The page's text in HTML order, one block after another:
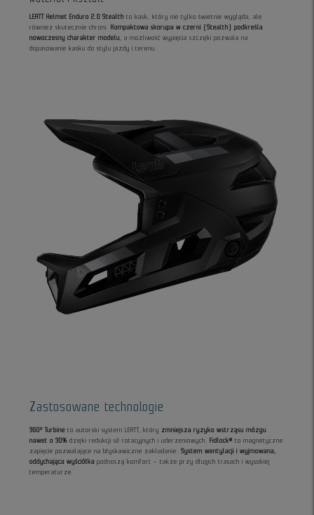
LEATT Helmet Enduro 2.0 Stealth to kask, który nie tylko świetnie wygląda, ale
również skutecznie chroni. Kompaktowa skorupa w czerni (Stealth) podkreśla
nowoczesny charakter modelu, a możliwość wypięcia szczęki pozwala na
dopasowanie kasku do stylu jazdy i terenu.
Zastosowane technologie
360° Turbine to autorski system LEATT, który zmniejsza ryzyko wstrząsu mózgu
nawet o 30% dzięki redukcji sił rotacyjnych i uderzeniowych. Fidlock® to magnetyczne
zapięcie pozwalające na błyskawiczne zakładanie.System wentylacji i wyjmowana,
oddychająca wyściółka podnoszą komfort – także przy długich trasach i wysokiej
temperaturze.